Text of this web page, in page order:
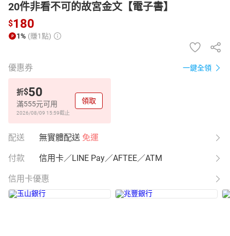
20件非看不可的故宮金文【電子書】
$180
1% (賺1點)
優惠券 一鍵全領
折$50
滿555元可用
2026/08/09 15:59截止
領取
配送 無實體配送 免運
付款 信用卡／LINE Pay／AFTEE／ATM
信用卡優惠